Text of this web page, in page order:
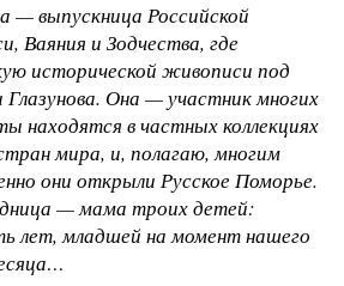
выпускница Российской
Ваяния и Зодчества, где
исторической живописи под
Глазунова. Она — участник многих
находятся в частных коллекциях
мира, и, полагаю, многим
они открыли Русское Поморье.
— мама троих детей:
лет, младшей на момент нашего